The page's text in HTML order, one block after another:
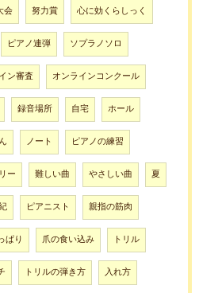
会 努力賞 心に効くらしっく
ピアノ連弾 ソプラノソロ
ン審査 オンラインコンクール
録音場所 自宅 ホール
ノート ピアノの練習
ー 難しい曲 やさしい曲 夏
ピアニスト 親指の筋肉
ぱり 爪の食い込み トリル
トリルの弾き方 入れ方